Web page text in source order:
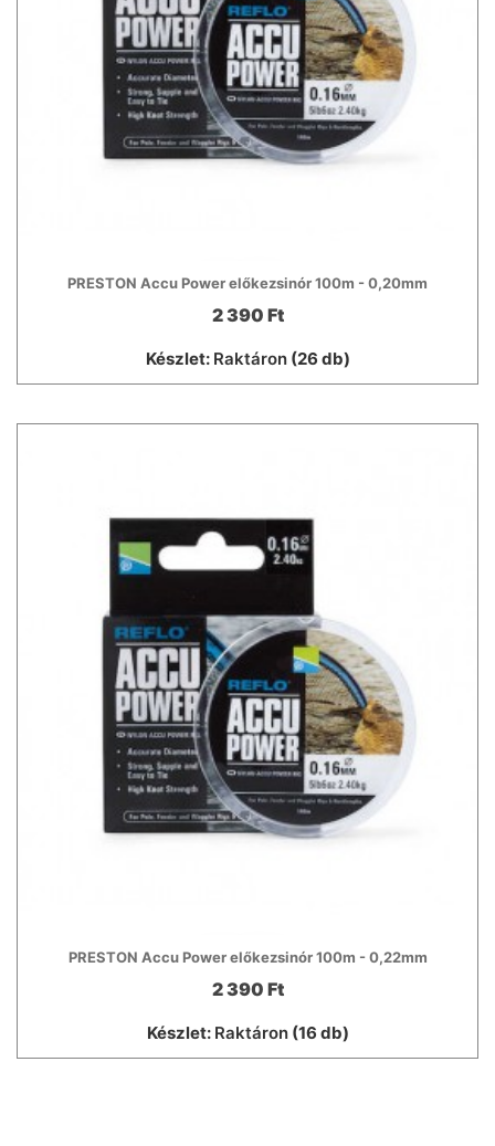
PRESTON Accu Power előkezsinór 100m - 0,20mm
2 390 Ft
Készlet: Raktáron(26 db)
PRESTON Accu Power előkezsinór 100m - 0,22mm
2 390 Ft
Készlet: Raktáron(16 db)